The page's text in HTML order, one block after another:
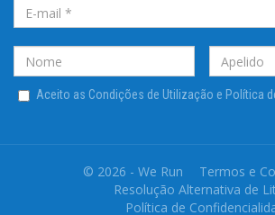
Aceito as Condições de Utilização e Política
© 2026 - We Run
Termos e
Resolução Alternativa de
Política de